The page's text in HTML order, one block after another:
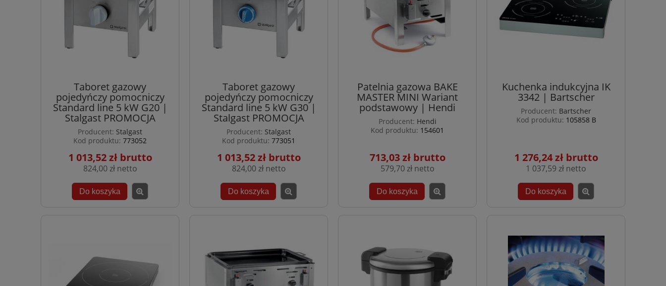
Taboret gazowy
pojedyńczy pomocniczy
Standard line 5 kW G20 |
Stalgast PROMOCJA
Producent: Stalgast
Kod produktu: 773052
1 013,52 zł
824,00 zł
Do koszyka
Taboret gazowy
pojedyńczy pomocniczy
Standard line 5 kW G30 |
Stalgast PROMOCJA
Producent: Stalgast
Kod produktu: 773051
1 013,52 zł
824,00 zł
Do koszyka
Patelnia gazowa BAKE
MASTER MINI Wariant
podstawowy | Hendi
Producent: Hendi
Kod produktu: 154601
713,03 zł
579,70 zł
Do koszyka
Kuchenka indukcyjna IK
3342 | Bartscher
Producent: Bartscher
Kod produktu: 105858 B
1 276,24 zł
1 037,59 zł
Do koszyka